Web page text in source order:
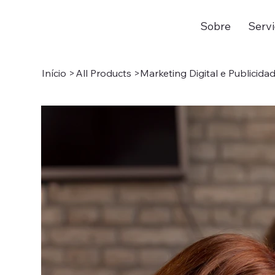
Sobre
Início > All Products >Marketing Digital e